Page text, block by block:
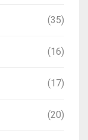
(35)
(16)
(17)
(20)